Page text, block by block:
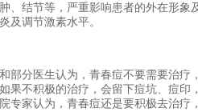
、结节等，严重影响患者的外在形象
及调节激素水平。
分医生认为，青春痘不要需要治疗
果不积极的治疗，会留下痘坑、痘印
专家认为，青春痘还是要积极去治疗